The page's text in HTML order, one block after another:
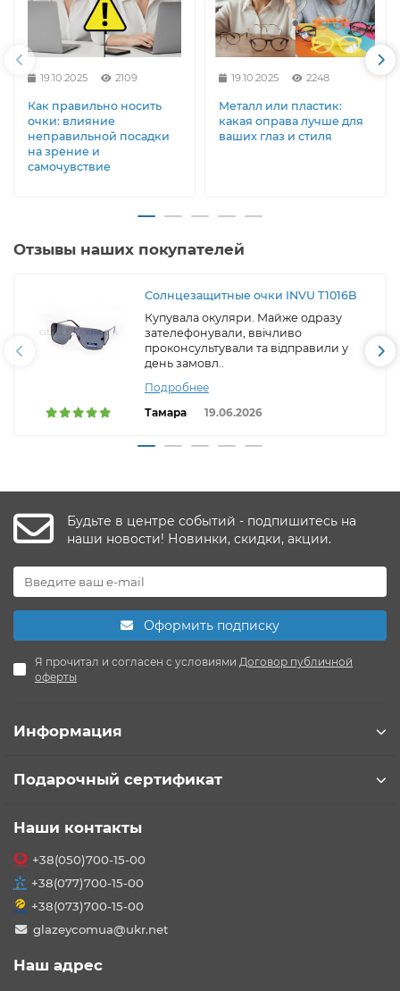
19.10.2025 2109
Как правильно носить
очки: влияние
неправильной посадки
на зрение и
самочувствие
19.10.2025 2248
Металл или пластик:
какая оправа лучше для
ваших глаз и стиля
Отзывы наших покупателей
Солнцезащитные очки INVU T1016B
Купувала окуляри. Майже одразу
зателефонували, ввічливо
проконсультували та відправили у
день замовл..
Подробнее
Тамара
19.06.2026
Будьте в центре событий - подпишитесь на
наши новости! Новинки, скидки, акции.
Оформить подписку
Я прочитал и согласен с условиями Договор публичной
оферты
Информация
Подарочный сертификат
Наши контакты
+38(050)700-15-00
+38(077)700-15-00
+38(073)700-15-00
glazeycomua@ukr.net
Наш адрес